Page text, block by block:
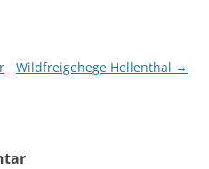
Wildfreigehege Hellenthal →